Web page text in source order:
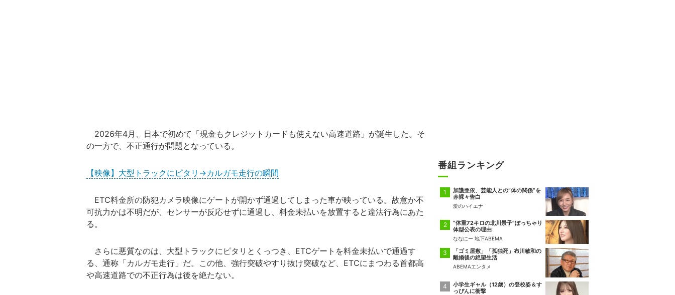
2026年4月、日本で初めて「現金もクレジットカードも使えない高速道路」が誕生した。そ
の一方で、不正通行が問題となっている。
【映像】大型トラックにピタリ→カルガモ走行の瞬間
ETC料金所の防犯カメラ映像にゲートが開かず通過してしまった車が映っている。故意か不
可抗力かは不明だが、センサーが反応せずに通過し、料金未払いを放置すると違法行為にあた
る。
さらに悪質なのは、大型トラックにピタリとくっつき、ETCゲートを料金未払いで通過す
る、通称「カルガモ走行」だ。この他、強行突破やすり抜け突破など、ETCにまつわる首都高
や高速道路での不正行為は後を絶たない。
番組ランキング
加護亜依、芸能人との“体の関係”を
赤裸々告白
愛のハイエナ
“体重72キロの北川景子”ぽっちゃり
体型公表の理由
ななにー 地下ABEMA
「ゴミ屋敷」「孤独死」布川敏和の
離婚後の絶望生活
ABEMAエンタメ
小学生ギャル（12歳）の登校姿＆す
っぴんに衝撃